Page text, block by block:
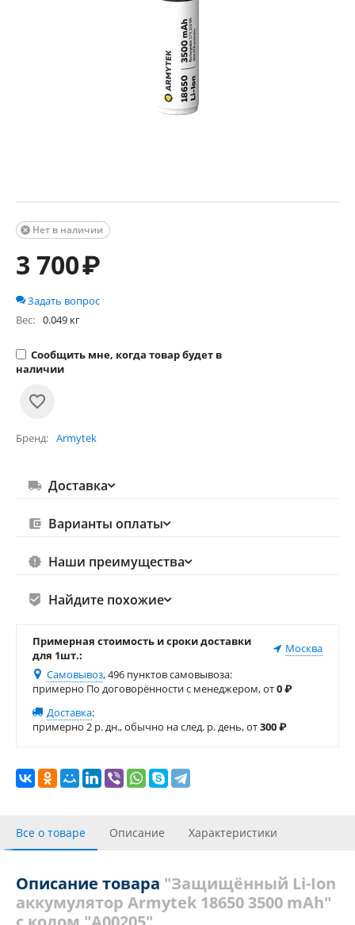
Нет в наличии

3 700₽
Задать вопрос
Вес: 0.049 кг
Сообщить мне, когда товар будет в
наличии
Бренд Armytek
Доставка
Варианты оплаты
Наши преимущества
Найдите похожие
Примерная стоимость и сроки доставки
для 1шт.:
Москва
Самовывоз, 496 пунктов самовывоза:
примерно По договорённости с менеджером, от0₽
Доставка:
примерно 2 р. дн., обычно на след. р. день, от300₽
Все о товаре Описание Характеристики
Описание товара "Защищённый Li-Ion
аккумулятор Armytek 18650 3500 mAh"